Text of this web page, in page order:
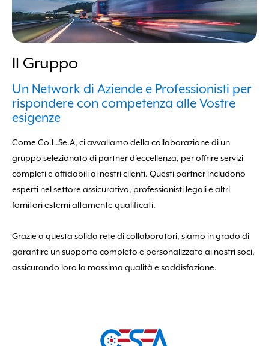
Il Gruppo
Un Network di Aziende e Professionisti per
rispondere con competenza alle Vostre
esigenze
Come Co.L.Se.A, ci avvaliamo della collaborazione di un
gruppo selezionato di partner d'eccellenza, per offrire servizi
completi e affidabili ai nostri clienti. Questi partner includono
esperti nel settore assicurativo, professionisti legali e altri
fornitori esterni altamente qualificati.
Grazie a questa solida rete di collaboratori, siamo in grado di
garantire un supporto completo e personalizzato ai nostri soci,
assicurando loro la massima qualità e soddisfazione.